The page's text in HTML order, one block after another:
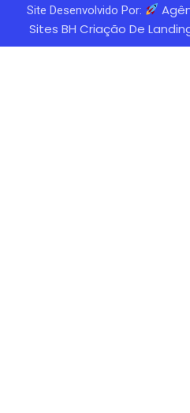
Site Desenvolvido Por:
Sites BH Criação De